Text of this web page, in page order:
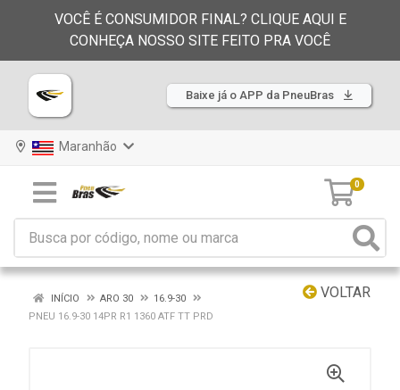
VOCÊ É CONSUMIDOR FINAL? CLIQUE AQUI E
CONHEÇA NOSSO SITE FEITO PRA VOCÊ
Baixe já o APP da PneuBras
Maranhão
0
VOLTAR
INÍCIO ARO 30
16.9-30
PNEU 16.9-30 14PR R1 1360 ATF TT PRD